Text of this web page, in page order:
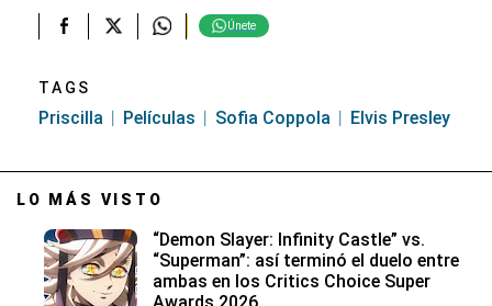
Únete
TAGS
Priscilla Películas Sofia Coppola Elvis Presley
LO MÁS VISTO
“Demon Slayer: Infinity Castle” vs.
“Superman”: así terminó el duelo entre
ambas en los Critics Choice Super
Awards 2026